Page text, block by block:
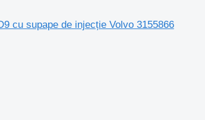
cu supape de injecție Volvo 3155866